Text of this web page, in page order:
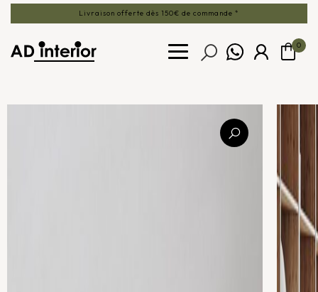
Livraison offerte dès 150€ de commande *
0